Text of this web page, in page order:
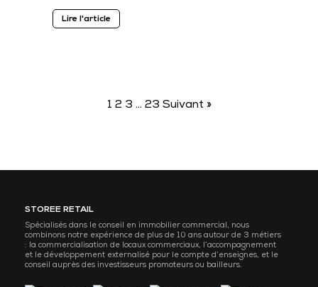
Lire l'article
1 2 3 … 23 Suivant »
STOREE RETAIL
Spécialisés dans le conseil en immobilier commercial, nous
combinons notre expérience de plus de 10 ans autour de 3 métiers
: la commercialisation de locaux commerciaux, l’accompagnement
et le développement externalisé pour le compte d’enseignes, et le
conseil auprès des investisseurs promoteurs ou bailleurs.